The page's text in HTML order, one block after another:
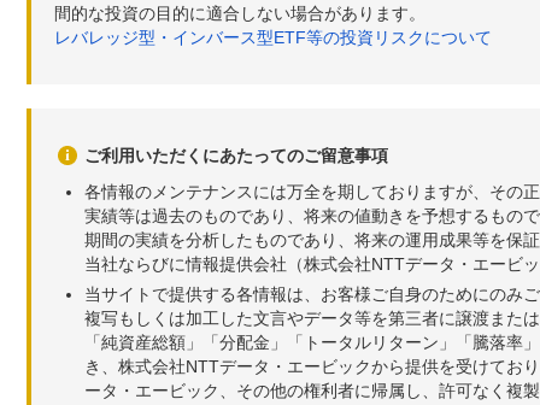
間的な投資の目的に適合しない場合があります。
レバレッジ型・インバース型ETF等の投資リスクについて
ご利用いただくにあたってのご留意事項
各情報のメンテナンスには万全を期しておりますが、その
実績等は過去のものであり、将来の値動きを予想するもの
期間の実績を分析したものであり、将来の運用成果等を保
当社ならびに情報提供会社（株式会社NTTデータ・エービ
当サイトで提供する各情報は、お客様ご自身のためにのみ
複写もしくは加工した文言やデータ等を第三者に譲渡また
「純資産総額」「分配金」「トータルリターン」「騰落
き、株式会社NTTデータ・エービックから提供を受けてお
ータ・エービック、その他の権利者に帰属し、許可なく複